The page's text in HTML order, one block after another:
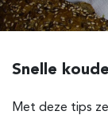
Snelle
Met deze tips